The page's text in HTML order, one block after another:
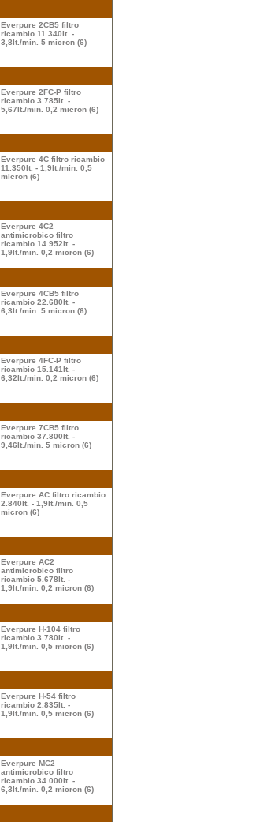
Everpure 2CB5 filtro
ricambio 11.340lt. -
3,8lt./min. 5 micron (6)
Everpure 2FC-P filtro
ricambio 3.785lt. -
5,67lt./min. 0,2 micron (6)
Everpure 4C filtro ricambio
11.350lt. - 1,9lt./min. 0,5
micron (6)
Everpure 4C2
antimicrobico filtro
ricambio 14.952lt. -
1,9lt./min. 0,2 micron (6)
Everpure 4CB5 filtro
ricambio 22.680lt. -
6,3lt./min. 5 micron (6)
Everpure 4FC-P filtro
ricambio 15.141lt. -
6,32lt./min. 0,2 micron (6)
Everpure 7CB5 filtro
ricambio 37.800lt. -
9,46lt./min. 5 micron (6)
Everpure AC filtro ricambio
2.840lt. - 1,9lt./min. 0,5
micron (6)
Everpure AC2
antimicrobico filtro
ricambio 5.678lt. -
1,9lt./min. 0,2 micron (6)
Everpure H-104 filtro
ricambio 3.780lt. -
1,9lt./min. 0,5 micron (6)
Everpure H-54 filtro
ricambio 2.835lt. -
1,9lt./min. 0,5 micron (6)
Everpure MC2
antimicrobico filtro
ricambio 34.000lt. -
6,3lt./min. 0,2 micron (6)